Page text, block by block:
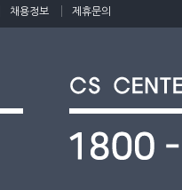
채용정보 제휴문의